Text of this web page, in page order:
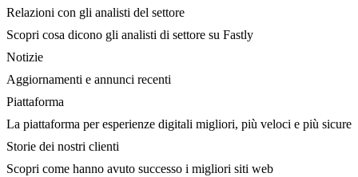
Relazioni con gli analisti del settore
Scopri cosa dicono gli analisti di settore su Fastly
Notizie
Aggiornamenti e annunci recenti
Piattaforma
La piattaforma per esperienze digitali migliori, più veloci e più sicure
Storie dei nostri clienti
Scopri come hanno avuto successo i migliori siti web